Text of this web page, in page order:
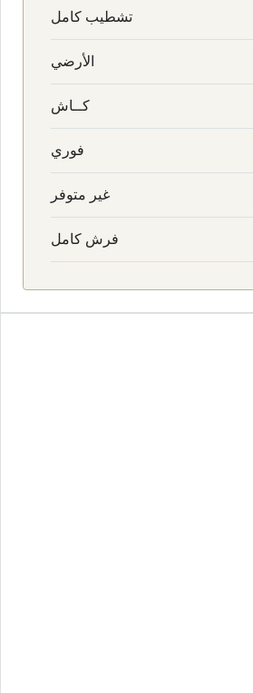
تشطيب كامل
الأرضي
كــاش
فوري
غير متوفر
فرش كامل